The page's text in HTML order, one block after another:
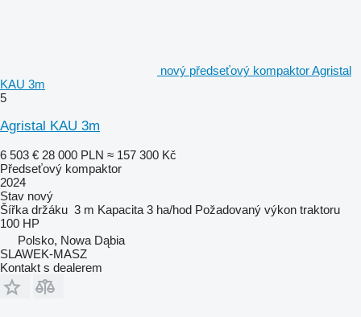
nový předseťový kompaktor Agristal
KAU 3m
5
Agristal KAU 3m
6 503 € 28 000 PLN ≈ 157 300 Kč
Předseťový kompaktor
2024
Stav nový
Šířka držáku 3 m Kapacita 3 ha/hod Požadovaný výkon traktoru
100 HP
Polsko, Nowa Dąbia
SLAWEK-MASZ
Kontakt s dealerem